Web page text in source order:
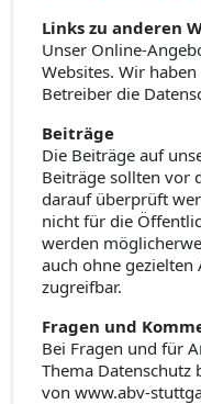
Links zu anderen
Unser Online-
Websites. Wir
Betreiber die
Beiträge
Die Beiträge auf
Beiträge sollten vor
darauf überprüft
nicht für die
werden
auch ohne
zugreifbar.
Fragen und
Bei Fragen und für
Thema Datenschutz
von www.abv-